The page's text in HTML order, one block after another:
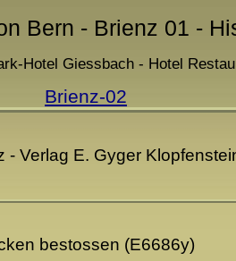
Bern - Brienz 01 -
Hotel Giessbach - Hotel
Brienz-02
Verlag E. Gyger
bestossen (E6686y)